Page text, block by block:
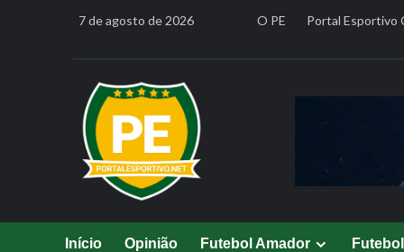
7 de agosto de 2026 O PE Portal Esportivo
Início Opinião Futebol Amador